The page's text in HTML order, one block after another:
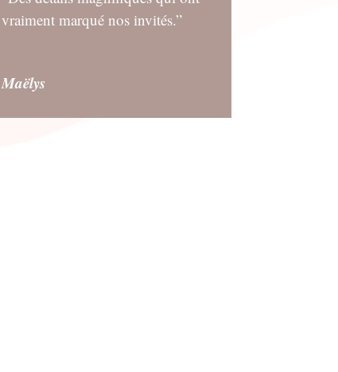
vraiment marqué nos invités.”
Maëlys